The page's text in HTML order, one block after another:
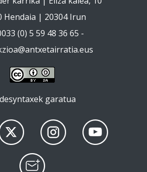
Hendaia | 20304 Irun
(0) 5 59 48 36 65 -
garatua